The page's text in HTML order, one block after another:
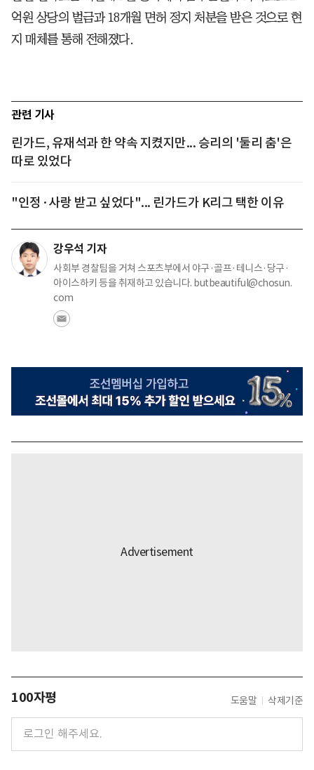
억원 상당의 벌금과 18개월 면허 정지 처분을 받은 것으로 현
지 매체를 통해 전해졌다.
관련 기사
린가드, 유재석과 한 약속 지켰지만... 승리의 '둘리 춤'은
따로 있었다
"인정·사랑 받고 싶었다"... 린가드가 K리그 택한 이유
강우석 기자
사회부 경찰팀을 거쳐 스포츠부에서 야구·골프·테니스·당구·
아이스하키 등을 취재하고 있습니다. butbeautiful@chosun.
com
100자평 도움말 삭제기준